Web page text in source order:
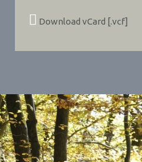
Download vCard [.vcf]